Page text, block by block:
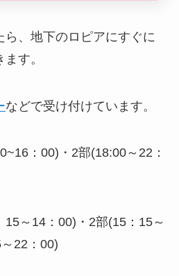
、地下のロピアにすぐに
す。
などで受け付けています。
：00)・2部(18:00～22：
～14：00)・2部(15：15～
22：00)